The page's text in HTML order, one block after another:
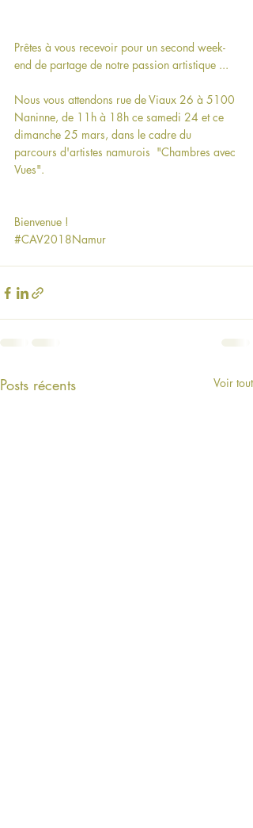
Prêtes à vous recevoir pour un second week-
end de partage de notre passion artistique ...
Nous vous attendons rue de Viaux 26 à 5100
Naninne, de 11h à 18h ce samedi 24 et ce
dimanche 25 mars, dans le cadre du
parcours d'artistes namurois  "Chambres avec
Vues".
Bienvenue !
#CAV2018Namur
Posts récents Voir tout